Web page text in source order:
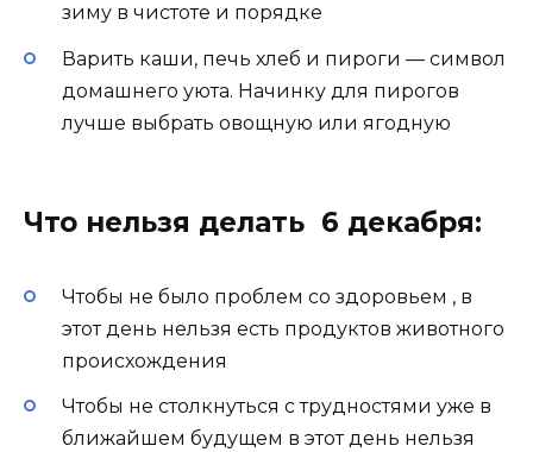
зиму в чистоте и порядке
Варить каши, печь хлеб и пироги — символ
домашнего уюта. Начинку для пирогов
лучше выбрать овощную или ягодную
Что нельзя делать 6 декабря:
Чтобы не было проблем со здоровьем , в
этот день нельзя есть продуктов животного
происхождения
Чтобы не столкнуться с трудностями уже в
ближайшем будущем в этот день нельзя